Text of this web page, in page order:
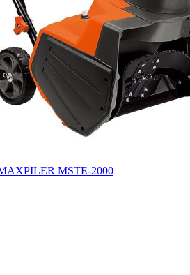
MSTE-2000